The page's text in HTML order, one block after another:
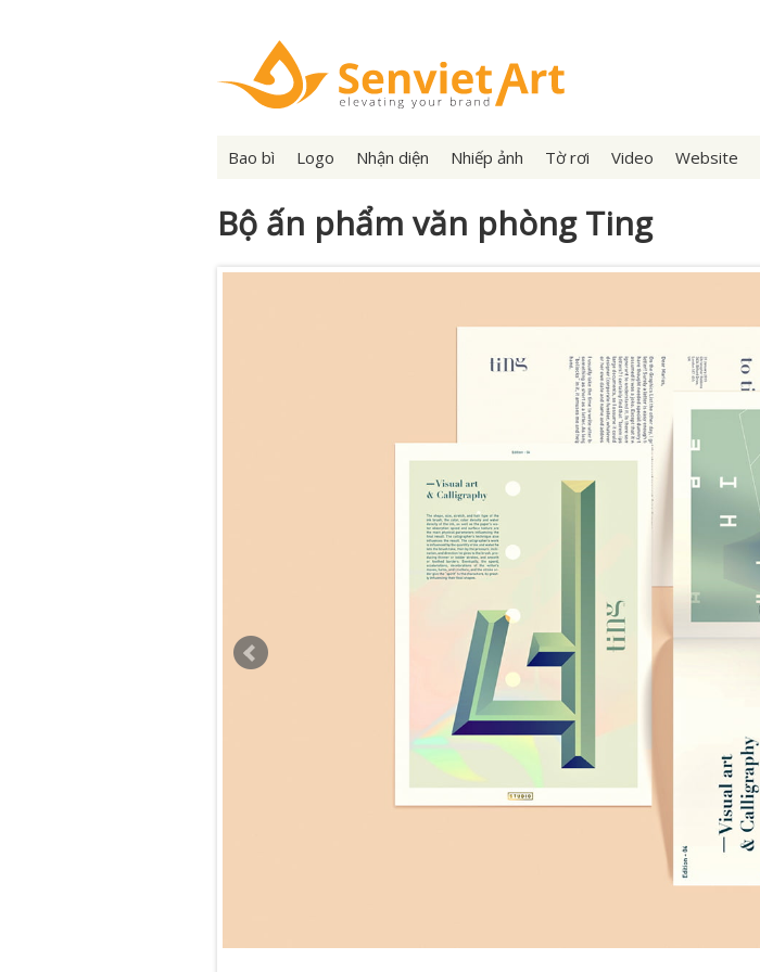
Bao bì Logo Nhận diện Nhiếp ảnh Tờ rơi Video Website
Bộ ấn phẩm văn phòng Ting